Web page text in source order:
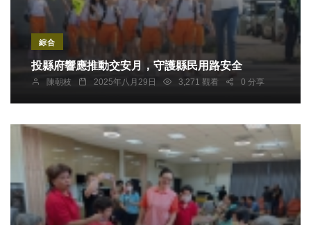
綜合
投縣府響應推動交安月，守護縣民用路安全
陳朝枝 2025年八月29日 3,271 觀看 0 分享